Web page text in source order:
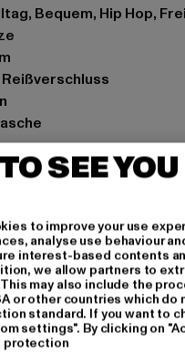
Bequem, Hip Hop,
washed blue
70%
GmbH |
SEE YOU
to improve your use
analyse use behaviour
interest-based contents
we allow partners to
may also include the
or other countries which do
standard. If you want to
settings". By clicking on
protection